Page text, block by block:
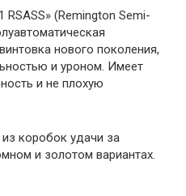
RSASS» (Remington Semi-
нового поколения,
и уроном. Имеет
и не плохую
коробок удачи за
и золотом вариантах.